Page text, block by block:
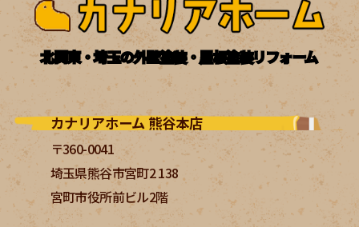
北関東・埼玉の外壁塗装・屋根塗装リフォーム
カナリアホーム 熊谷本店
〒360-0041
埼玉県熊谷市宮町2 138
宮町市役所前ビル2階